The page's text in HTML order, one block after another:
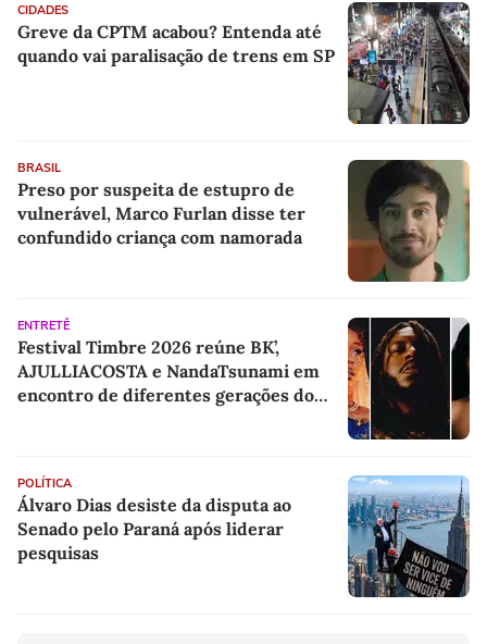
CIDADES
Greve da CPTM acabou? Entenda até
quando vai paralisação de trens em SP
BRASIL
Preso por suspeita de estupro de
vulnerável, Marco Furlan disse ter
confundido criança com namorada
ENTRETÊ
Festival Timbre 2026 reúne BK’,
AJULLIACOSTA e NandaTsunami em
encontro de diferentes gerações do
POLÍTICA
Álvaro Dias desiste da disputa ao
Senado pelo Paraná após liderar
pesquisas